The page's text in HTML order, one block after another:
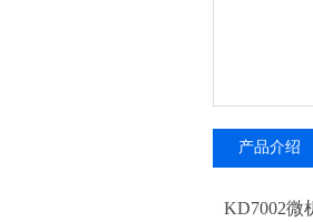
产品介绍
KD7002微